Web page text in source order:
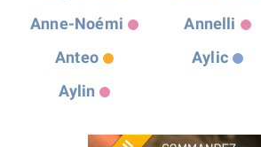
Anne-Noémi
Annelli
Anteo
Aylic
Aylin